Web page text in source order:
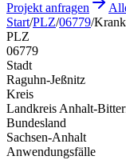
Projekt anfragen
Start/PLZ/06779/
PLZ
06779
Stadt
Raguhn-Jeßnitz
Kreis
Landkreis Anhalt-
Bundesland
Sachsen-Anhalt
Anwendungsfälle